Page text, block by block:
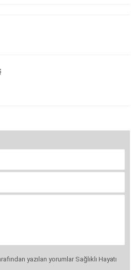
yazılan yorumlar Sağlıklı Hayatı